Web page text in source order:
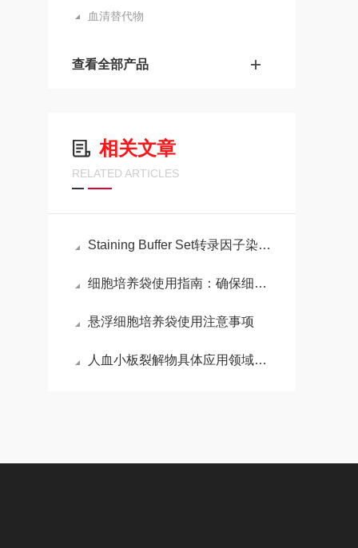
血清替代物
查看全部产品
相关文章
RELATED ARTICLES
Staining Buffer Set转录因子染色缓冲液集的操作方法
细胞培养袋使用指南：确保细胞培养的高效与安全
悬浮细胞培养袋使用注意事项
人血小板裂解物具体应用领域介绍